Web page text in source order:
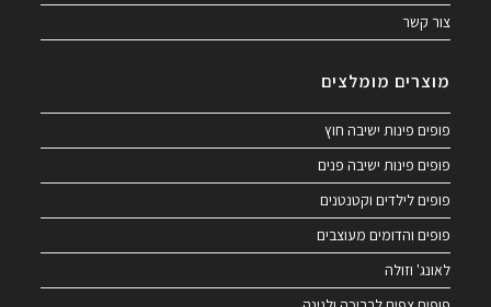
צור קשר
מוצרים מומלצים
פופים פינות ישיבה חוץ
פופים פינות ישיבה פנים
פופים לילדים וקטנטנים
פופים והדומים מעוצבים
לאונג' וזולה